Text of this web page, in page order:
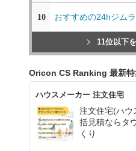
10 おすすめの24hジム
11位以下
Oricon CS Ranking 最新特
ハウスメーカー 注文住宅
注文住宅(ハウ
括見積ならタ
くり